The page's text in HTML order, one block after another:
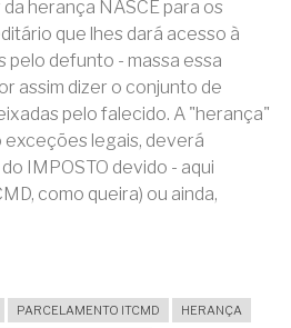
herança NASCE para os
que lhes dará acesso à
pelo defunto - massa essa
assim dizer o conjunto de
pelo falecido. A "herança"
exceções legais, deverá
IMPOSTO devido - aqui
como queira) ou ainda,
PARCELAMENTO ITCMD
HERANÇA